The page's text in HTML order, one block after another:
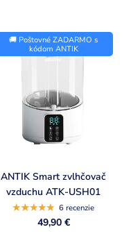
🚚 Poštovné ZADARMO s
kódom ANTIK
ANTIK Smart zvlhčovač
vzduchu ATK-USH01
6 recenzie
49,90 €